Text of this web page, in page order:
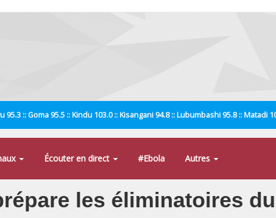
95.3 :: Goma 95.5 :: Kindu 103.0 :: Kisangani 94.8 :: Lubumbashi 95.8 :: Matadi
Écouter en direct #Ebola Autres
les éliminatoires